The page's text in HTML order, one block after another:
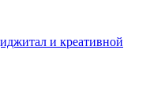
и креативной